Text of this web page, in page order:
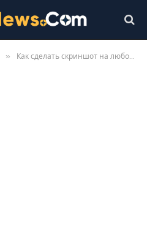
» Как сделать скриншот на любом Android: 7 способов 2026